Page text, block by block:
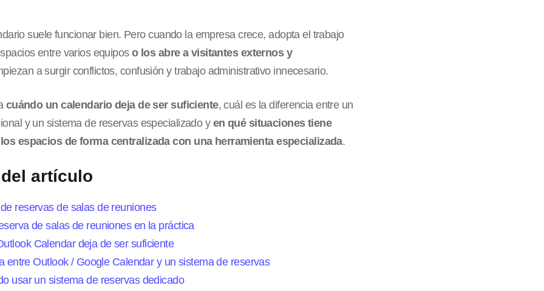
suele funcionar bien. Pero cuando la empresa crece, adopta el trabajo
entre varios equiposo los abre a visitantes externos y
a surgir conflictos, confusión y trabajo administrativo innecesario.
cuándo un calendario deja de ser suficiente, cuál es la diferencia entre un
y un sistema de reservas especializado y en qué situaciones tiene
espacios de forma centralizada con una herramienta especializada.
artículo
reservas de salas de reuniones
de salas de reuniones en la práctica
Calendar deja de ser suficiente
entre Outlook / Google Calendar y un sistema de reservas
usar un sistema de reservas dedicado